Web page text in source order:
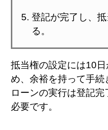
登記が完了し、
る。
抵当権の設定には10
め、余裕を持って手
ローンの実行は登記
必要です。